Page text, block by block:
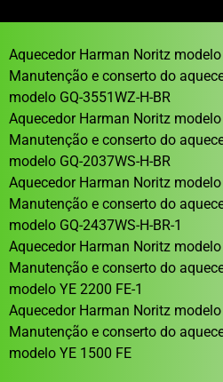
Aquecedor Harman Noritz modelo
Manutenção e conserto do
modelo GQ-3551WZ-H-BR
Aquecedor Harman Noritz modelo
Manutenção e conserto do
modelo GQ-2037WS-H-BR
Aquecedor Harman Noritz modelo
Manutenção e conserto do
modelo GQ-2437WS-H-BR-1
Aquecedor Harman Noritz modelo
Manutenção e conserto do
modelo YE 2200 FE-1
Aquecedor Harman Noritz modelo
Manutenção e conserto do
modelo YE 1500 FE